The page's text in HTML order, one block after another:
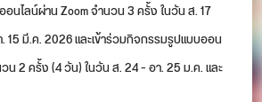
นไลน์ผ่าน Zoom จำนวน 3 ครั้ง ในวัน ส. 17
15 มี.ค. 2026 และเข้าร่วมกิจกรรมรูปแบบออน
2 ครั้ง (4 วัน) ในวัน ส. 24 – อา. 25 ม.ค. และ